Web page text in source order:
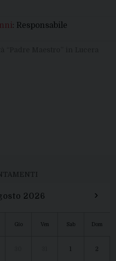
: Responsabile
2026 ›
Gio Ven Sab Dom
2